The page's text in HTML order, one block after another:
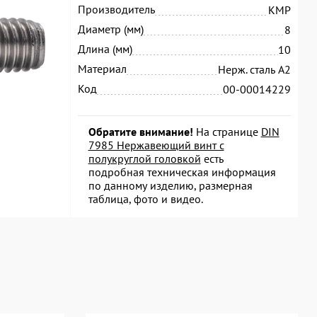
Производитель
KMP
Диаметр (мм)
8
Длина (мм)
10
Материал
Нерж. сталь А2
Код
00-00014229
Обратите внимание! На странице DIN
7985 Нержавеющий винт с
полукруглой головкой есть
подробная техническая информация
по данному изделию, размерная
таблица, фото и видео.